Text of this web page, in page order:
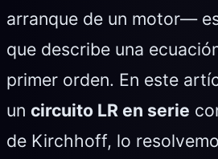
arranque de un motor—
que describe una
primer orden. En este
un circuito LR en serie
de Kirchhoff, lo